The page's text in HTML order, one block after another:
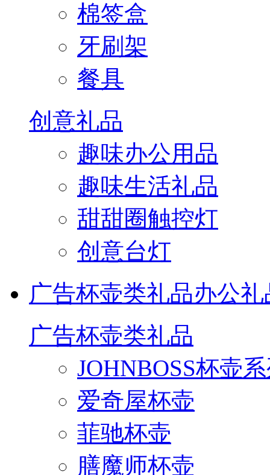
棉签盒
牙刷架
餐具
创意礼品
趣味办公用品
趣味生活礼品
甜甜圈触控灯
创意台灯
广告杯壶类礼品办公礼
广告杯壶类礼品
JOHNBOSS杯壶
爱奇屋杯壶
菲驰杯壶
膳魔师杯壶